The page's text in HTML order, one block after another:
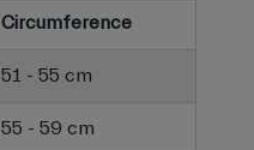
Circumference
51 - 55 cm
55 - 59 cm